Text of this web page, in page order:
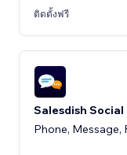
ติดตั้งฟรี
Salesdish Social
Phone, Message,